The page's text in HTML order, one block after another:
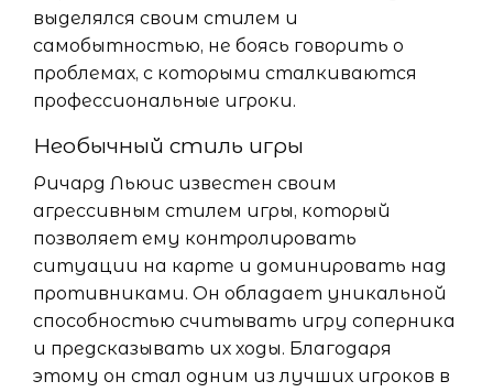
выделялся своим стилем и
самобытностью, не боясь говорить о
проблемах, с которыми сталкиваются
профессиональные игроки.
Необычный стиль игры
Ричард Льюис известен своим
агрессивным стилем игры, который
позволяет ему контролировать
ситуации на карте и доминировать над
противниками. Он обладает уникальной
способностью считывать игру соперника
и предсказывать их ходы. Благодаря
этому он стал одним из лучших игроков в